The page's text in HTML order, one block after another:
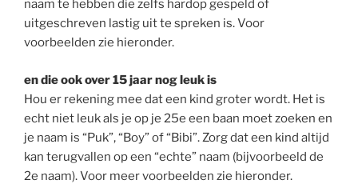
naam te hebben die zelfs hardop gespeld of
uitgeschreven lastig uit te spreken is. Voor
voorbeelden zie hieronder.
en die ook over 15 jaar nog leuk is
Hou er rekening mee dat een kind groter wordt. Het is
echt niet leuk als je op je 25e een baan moet zoeken en
je naam is “Puk”, “Boy” of “Bibi”. Zorg dat een kind altijd
kan terugvallen op een “echte” naam (bijvoorbeeld de
2e naam). Voor meer voorbeelden zie hieronder.